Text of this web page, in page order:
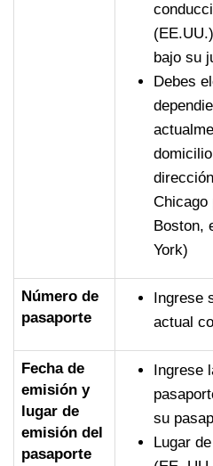
bajo su
Debes
Chicago
Boston,
York)
Número de
pasaporte
Ingrese
actual
Fecha de
emisión y
lugar de
emisión del
pasaporte
Ingrese
su
Lugar